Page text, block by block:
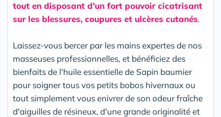
tout en disposant d'un fort pouvoir cicatrisant
sur les blessures, coupures et ulcères cutanés.
Laissez-vous bercer par les mains expertes de nos
masseuses professionnelles, et bénéficiez des
bienfaits de l'huile essentielle de Sapin baumier
pour soigner tous vos petits bobos hivernaux ou
tout simplement vous enivrer de son odeur fraîche
d'aiguilles de résineux, d'une grande originalité et